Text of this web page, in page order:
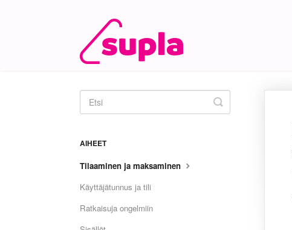
Toggle
Search
AIHEET
Tilaaminen ja maksaminen
Käyttäjätunnus ja tili
Ratkaisuja ongelmiin